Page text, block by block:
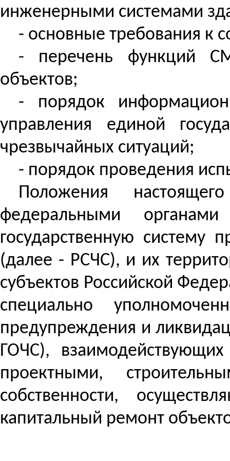
инженерными системами
- основные требования к
- перечень функций
объектов;
- порядок
управления единой
чрезвычайных ситуаций;
- порядок проведения
Положения
федеральными
государственную систему
(далее - РСЧС), и их
субъектов Российской
специально
предупреждения и
ГОЧС),
проектными,
собственности,
капитальный ремонт